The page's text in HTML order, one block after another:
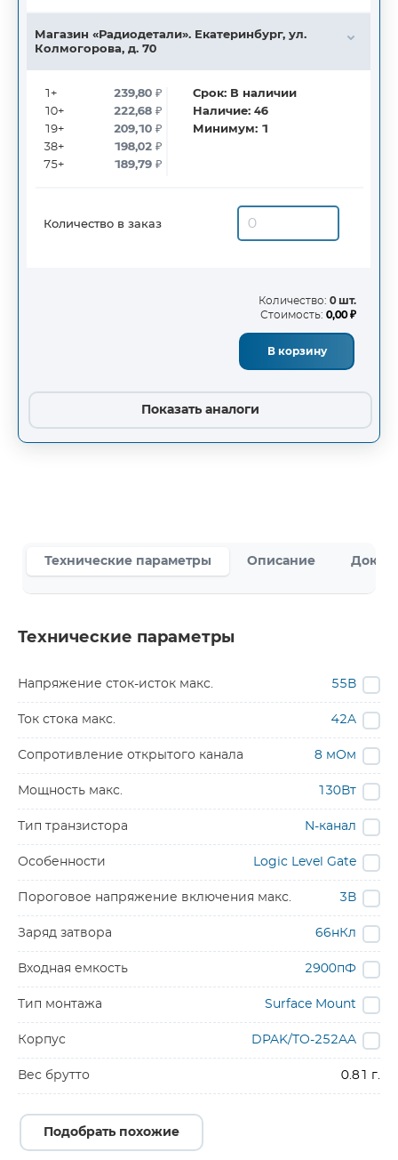
Магазин «Радиодетали». Екатеринбург, ул.
Колмогорова, д. 70
1+
10+
19+
38+
75+
239,80₽
222,68₽
209,10₽
198,02₽
189,79₽
Срок: В наличии
Наличие:46
Минимум: 1
Количество в заказ
Количество: 0 шт.
Стоимость: 0,00 ₽
В корзину
Показать аналоги
Технические параметры Описание
Технические параметры
Напряжение сток-исток макс. 55В
Ток стока макс. 42A
Сопротивление открытого канала 8 мОм
Мощность макс. 130Вт
Тип транзистора N-канал
Особенности Logic Level Gate
Пороговое напряжение включения макс. 3В
Заряд затвора 66нКл
Входная емкость 2900пФ
Тип монтажа Surface Mount
Корпус DPAK/TO-252AA
Вес брутто 0.81 г.
Подобрать похожие